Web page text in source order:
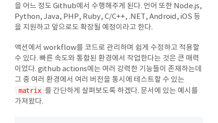
을 어느 정도 Github에서 수행해주게 된다. 언어 또한 Node.js,
Python, Java, PHP, Ruby, C/C++, .NET, Android, iOS 등
을 지원하고 앞으로도 확장될 예정이라고 한다.
액션에서 workflow를 코드로 관리하며 쉽게 수정하고 적용할
수 있다. 빠른 속도와 통합된 환경에서 작업한다는 것은 큰 매력
이었다. github actions에는 여러 강력한 기능들이 존재하는데
그 중 여러 환경에서 여러 버전을 통시에 테스트할 수 있는
matrix 를 간단하게 살펴보도록 하겠다. 문서에 있는 예시를
가져왔다.